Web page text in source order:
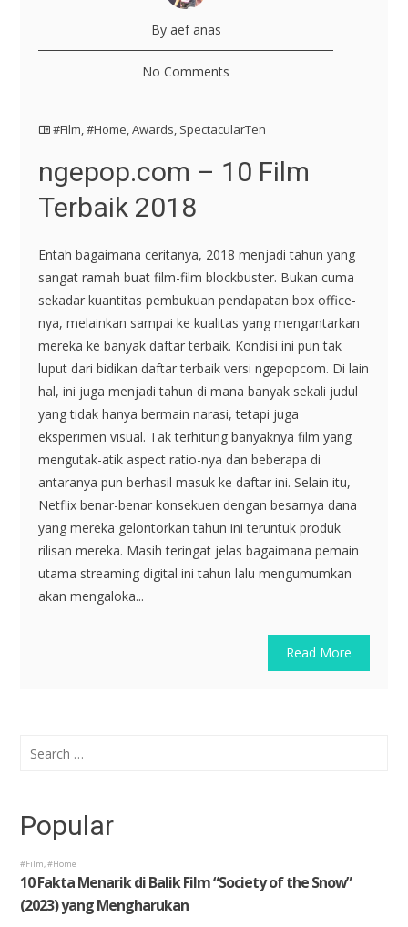
By aef anas
No Comments
#Film,#Home,Awards, SpectacularTen
ngepop.com – 10 Film
Terbaik 2018
Entah bagaimana ceritanya, 2018 menjadi tahun yang
sangat ramah buat film-film blockbuster. Bukan cuma
sekadar kuantitas pembukuan pendapatan box office-
nya, melainkan sampai ke kualitas yang mengantarkan
mereka ke banyak daftar terbaik. Kondisi ini pun tak
luput dari bidikan daftar terbaik versi ngepopcom. Di lain
hal, ini juga menjadi tahun di mana banyak sekali judul
yang tidak hanya bermain narasi, tetapi juga
eksperimen visual. Tak terhitung banyaknya film yang
mengutak-atik aspect ratio-nya dan beberapa di
antaranya pun berhasil masuk ke daftar ini. Selain itu,
Netflix benar-benar konsekuen dengan besarnya dana
yang mereka gelontorkan tahun ini teruntuk produk
rilisan mereka. Masih teringat jelas bagaimana pemain
utama streaming digital ini tahun lalu mengumumkan
akan mengaloka...
Read More
Search
Popular